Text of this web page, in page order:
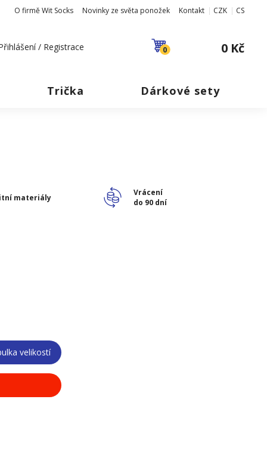
O firmě Wit Socks Novinky ze světa ponožek Kontakt CZK CS
/ Registrace 0 0 Kč
Trička Dárkové sety
materiály
Vrácení
do 90 dní
velikostí